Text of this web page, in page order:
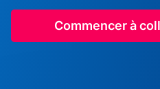
Commencer à